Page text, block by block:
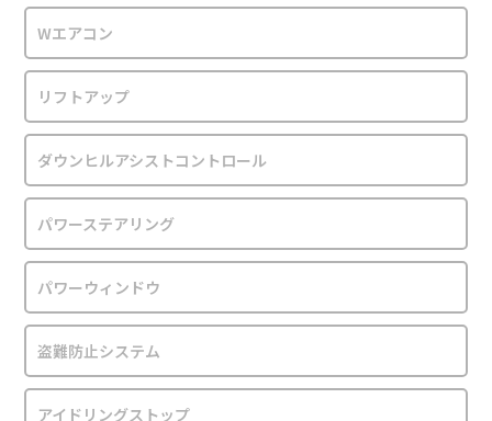
Wエアコン
リフトアップ
ダウンヒルアシストコントロール
パワーステアリング
パワーウィンドウ
盗難防止システム
アイドリングストップ